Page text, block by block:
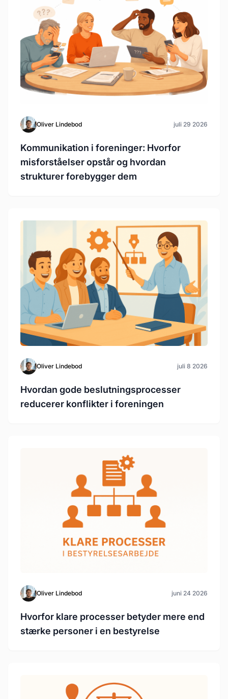
Oliver Lindebod juli 29 2026
Kommunikation i foreninger: Hvorfor
misforståelser opstår og hvordan
strukturer forebygger dem
Oliver Lindebod juli 8 2026
Hvordan gode beslutningsprocesser
reducerer konflikter i foreningen
Oliver Lindebod juni 24 2026
Hvorfor klare processer betyder mere end
stærke personer i en bestyrelse